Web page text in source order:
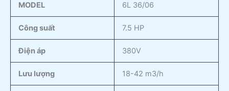
MODEL
6L 36/06
Công suất 7.5 HP
Điện áp 380V
Lưu lượng 18-42 m3/h